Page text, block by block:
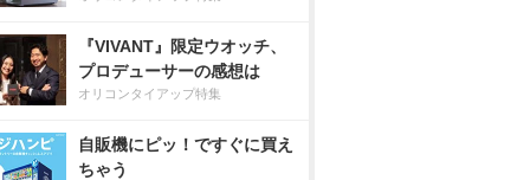
『VIVANT』限定ウオッチ、
プロデューサーの感想は
オリコンタイアップ特集
自販機にピッ！ですぐに買え
ちゃう